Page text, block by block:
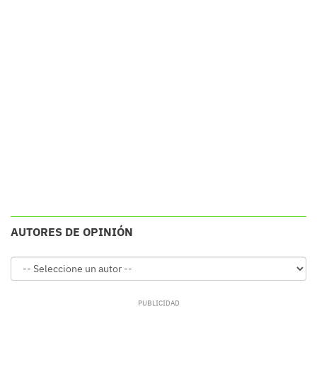
AUTORES DE OPINIÓN